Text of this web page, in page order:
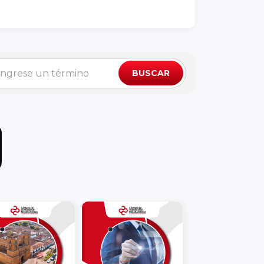
BUSCAR